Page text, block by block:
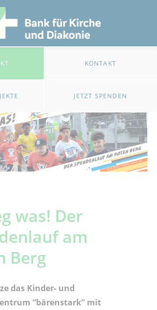
KONTAKT
JETZT SPENDEN
was! Der
am
Berg
das Kinder- und
“bärenstark” mit